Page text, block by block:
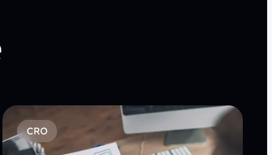
CRO